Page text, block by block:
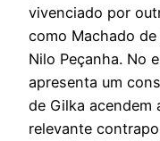
vivenciado por
como Machado
Nilo Peçanha. No
apresenta um
de Gilka acendem
relevante